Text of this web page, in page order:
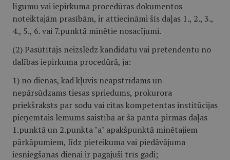
līgumu vai iepirkuma procedūras dokumentos
noteiktajām prasībām, ir attiecināmi šīs daļas 1., 2., 3.,
4., 5., 6. vai 7.punktā minētie nosacījumi.
(2) Pasūtītājs neizslēdz kandidātu vai pretendentu no
dalības iepirkuma procedūrā, ja:
1) no dienas, kad kļuvis neapstrīdams un
nepārsūdzams tiesas spriedums, prokurora
priekšraksts par sodu vai citas kompetentas institūcijas
pieņemtais lēmums saistībā ar šā panta pirmās daļas
1.punktā un 2.punkta "a" apakšpunktā minētajiem
pārkāpumiem, līdz pieteikuma vai piedāvājuma
iesniegšanas dienai ir pagājuši trīs gadi;